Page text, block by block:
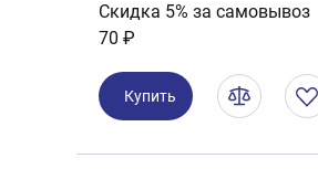
Скидка 5% за самовывоз
70 ₽
Купить